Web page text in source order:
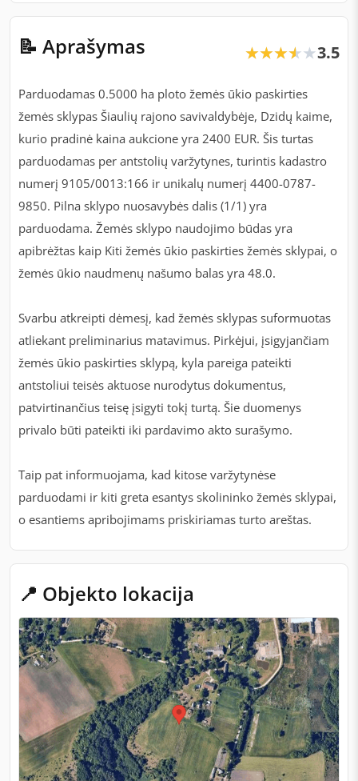
📝 Aprašymas ★★★★★
★★★★★3.5
Parduodamas 0.5000 ha ploto žemės ūkio paskirties
žemės sklypas Šiaulių rajono savivaldybėje, Dzidų kaime,
kurio pradinė kaina aukcione yra 2400 EUR. Šis turtas
parduodamas per antstolių varžytynes, turintis kadastro
numerį 9105/0013:166 ir unikalų numerį 4400-0787-
9850. Pilna sklypo nuosavybės dalis (1/1) yra
parduodama. Žemės sklypo naudojimo būdas yra
apibrėžtas kaip Kiti žemės ūkio paskirties žemės sklypai, o
žemės ūkio naudmenų našumo balas yra 48.0.
Svarbu atkreipti dėmesį, kad žemės sklypas suformuotas
atliekant preliminarius matavimus. Pirkėjui, įsigyjančiam
žemės ūkio paskirties sklypą, kyla pareiga pateikti
antstoliui teisės aktuose nurodytus dokumentus,
patvirtinančius teisę įsigyti tokį turtą. Šie duomenys
privalo būti pateikti iki pardavimo akto surašymo.
Taip pat informuojama, kad kitose varžytynėse
parduodami ir kiti greta esantys skolininko žemės sklypai,
o esantiems apribojimams priskiriamas turto areštas.
📍 Objekto lokacija